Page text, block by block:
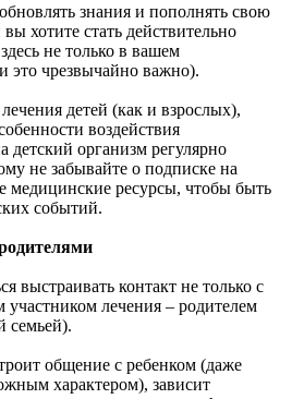
знания и пополнять свою
хотите стать действительно
не только в вашем
это чрезвычайно важно).
детей (как и взрослых),
воздействия
детский организм регулярно
не забывайте о подписке на
медицинские ресурсы, чтобы быть
событий.
выстраивать контакт не только с
лечения – родителем
семьей).
общение с ребенком (даже
характером), зависит